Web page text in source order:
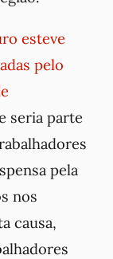
esteve
pelo
seria parte
pela
nos
causa,